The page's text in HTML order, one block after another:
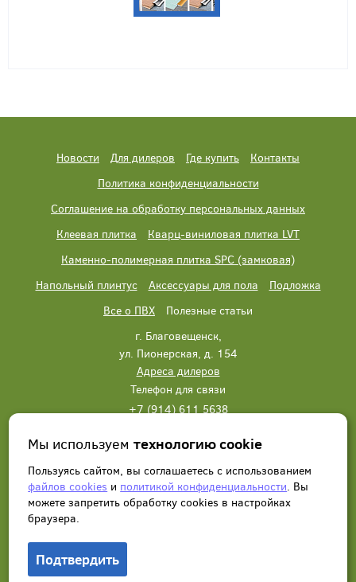
Новости Для дилеров Где купить
Контакты
Политика конфиденциальности
Соглашение на обработку персональных данных
Клеевая плитка
Кварц-виниловая плитка LVT
Каменно-полимерная плитка SPC (замковая)
Напольный плинтус
Аксессуары для пола
Подложка
Все о ПВХ
Полезные статьи
г. Благовещенск,
ул. Пионерская, д. 154
Адреса дилеров
Телефон для связи
+7 (914) 611 5638
Написать нам Заказать звонок
Мы используемтехнологию cookie
Пользуясь сайтом, вы соглашаетесь с использованием
файлов cookies и политикой конфиденциальности. Вы
можете запретить обработку сookies в настройках
браузера.
Подтвердить